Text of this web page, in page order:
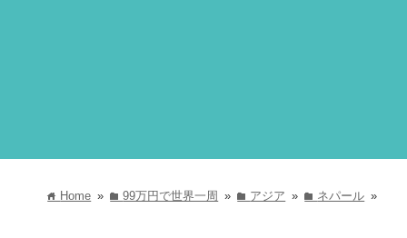
home Home » folder99万円で世界一周 » folder アジア » folder ネパール »